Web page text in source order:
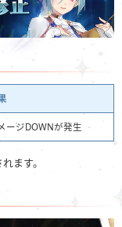
ージDOWNが発生
ます。